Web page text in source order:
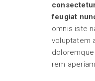
feugiat
omnis iste
voluptatem
rem